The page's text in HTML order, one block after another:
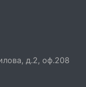
д.2, оф.208